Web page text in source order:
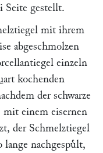
Seite gestellt.
mit ihrem
abgeschmolzen
einzeln
kochenden
der schwarze
mit einem eisernen
der Schmelztiegel
nachgespuͤlt,